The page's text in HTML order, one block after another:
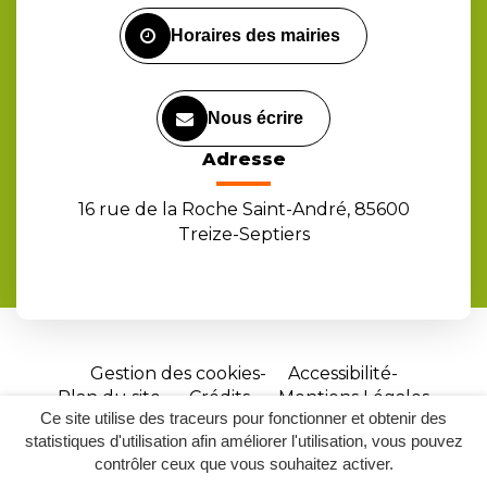
Ce site utilise des traceurs pour fonctionner et obtenir des
statistiques d'utilisation afin améliorer l'utilisation, vous pouvez
contrôler ceux que vous souhaitez activer.
Horaires des mairies
Nous écrire
Adresse
16 rue de la Roche Saint-André, 85600
Treize-Septiers
Gestion des cookies
Accessibilité
Plan du site
Crédits
Mentions Légales
Site
réalisé